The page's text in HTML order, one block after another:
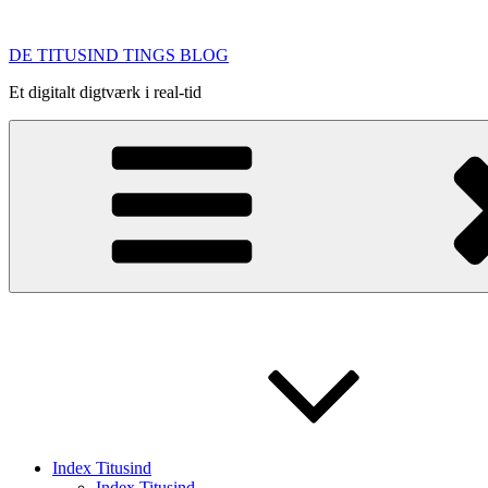
indhold
DE TITUSIND TINGS BLOG
Et digitalt digtværk i real-tid
Index Titusind